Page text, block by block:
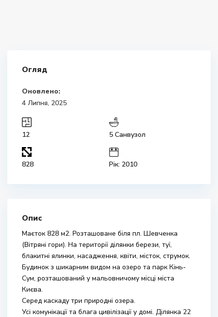
Огляд
Оновлено:
4 Липня, 2025
12 5 Санвузол
828 Рік: 2010
Опис
Маєток 828 м2. Розташоване біля пл. Шевченка
(Вітряні гори). На території ділянки берези, туї,
блакитні ялинки, насадження, квіти, місток, струмок.
Будинок з шикарним видом на озеро та парк Кінь-
Сум, розташований у мальовничому місці міста
Києва.
Серед каскаду три природні озера.
Усі комунікації та блага цивілізації у домі. Ділянка 22